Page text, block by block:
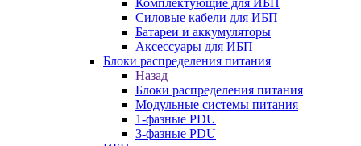
Комплектующие для ИБП
Силовые кабели для ИБП
Батареи и аккумуляторы
Аксессуары для ИБП
Блоки распределения питания
Назад
Блоки распределения питания
Модульные системы питания
1-фазные PDU
3-фазные PDU